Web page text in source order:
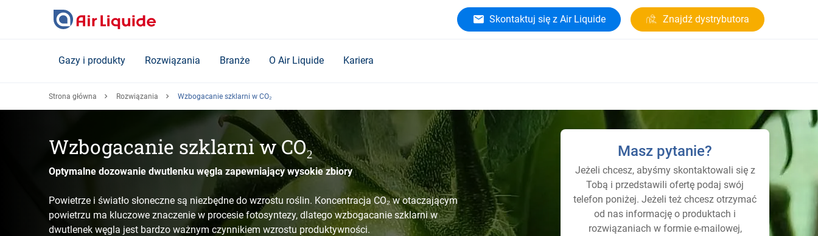
Skontaktuj się z Air Liquide Znajdź dystrybutora
Gazy i produkty Rozwiązania Branże O Air Liquide Kariera
Strona główna Rozwiązania Wzbogacanie szklarni w CO₂
Wzbogacanie szklarni w CO₂
Optymalne dozowanie dwutlenku węgla zapewniający wysokie zbiory
Powietrze i światło słoneczne są niezbędne do wzrostu roślin. Koncentracja CO₂ w otaczającym
powietrzu ma kluczowe znaczenie w procesie fotosyntezy, dlatego wzbogacanie szklarni w
dwutlenek węgla jest bardzo ważnym czynnikiem wzrostu produktywności.
Masz pytanie?
Jeżeli chcesz, abyśmy skontaktowali się z
Tobą i przedstawili ofertę podaj swój
telefon poniżej. Jeżeli też chcesz otrzymać
od nas informację o produktach i
rozwiązaniach w formie e-mailowej,